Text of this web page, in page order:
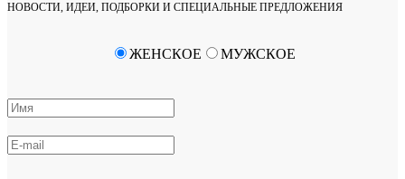
НОВОСТИ, ИДЕИ, ПОДБОРКИ И СПЕЦИАЛЬНЫЕ ПРЕДЛОЖЕНИЯ
ЖЕНСКОЕ МУЖСКОЕ